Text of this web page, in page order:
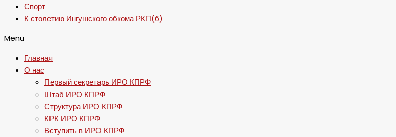
Спорт
К столетию Ингушского обкома РКП(б)
Menu
Главная
О нас
Первый секретарь ИРО КПРФ
Штаб ИРО КПРФ
Структура ИРО КПРФ
КРК ИРО КПРФ
Вступить в ИРО КПРФ